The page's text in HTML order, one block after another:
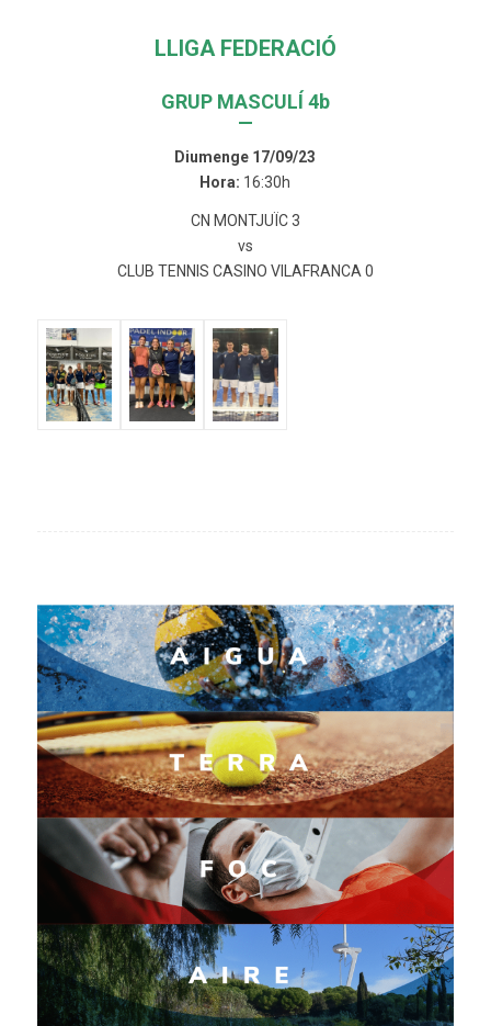
LLIGA FEDERACIÓ
GRUP MASCULÍ 4b
—
Diumenge 17/09/23
Hora: 16:30h
CN MONTJUÏC 3
vs
CLUB TENNIS CASINO VILAFRANCA 0